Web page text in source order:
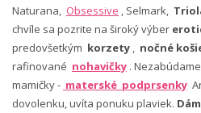
Naturana, Obsessive , Selmark,
chvíle sa pozrite na široký výber
predovšetkým korzety , nočné
rafinované nohavičky .
mamičky - materské podprsenky
dovolenku, uvíta ponuku plaviek.